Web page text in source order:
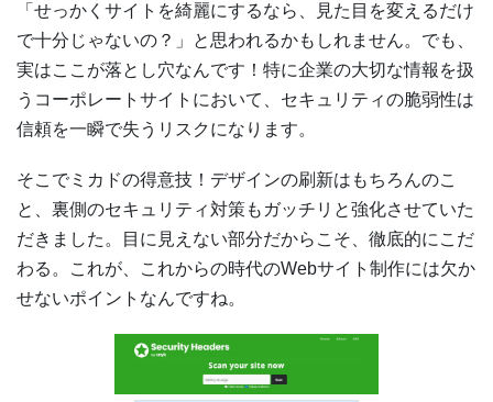
「せっかくサイトを綺麗にするなら、見た目を変えるだけ
で十分じゃないの？」と思われるかもしれません。でも、
実はここが落とし穴なんです！特に企業の大切な情報を扱
うコーポレートサイトにおいて、セキュリティの脆弱性は
信頼を一瞬で失うリスクになります。
そこでミカドの得意技！デザインの刷新はもちろんのこ
と、裏側のセキュリティ対策もガッチリと強化させていた
だきました。目に見えない部分だからこそ、徹底的にこだ
わる。これが、これからの時代のWebサイト制作には欠か
せないポイントなんですね。